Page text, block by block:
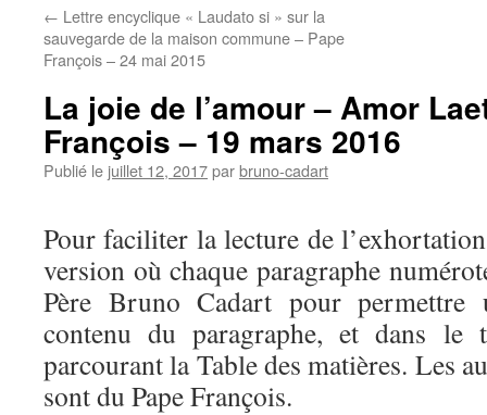
contenu
← Lettre encyclique « Laudato si » sur la
sauvegarde de la maison commune – Pape
François – 24 mai 2015
La joie de l’amour – Amor
François – 19 mars 2016
Publié le juillet 12, 2017parbruno-cadart
Pour faciliter la lecture de
version où chaque paragraphe
Père Bruno Cadart pour
contenu du paragraphe, et dans le
parcourant la Table des matières. Les
sont du Pape François.